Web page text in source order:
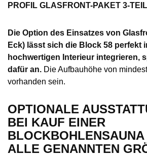
PROFIL GLASFRONT-PAKET 3-
Die Option des Einsatzes von
Eck) lässt sich die Block 58 perfekt
hochwertigen Interieur integrieren,
dafür an. Die Aufbauhöhe von
vorhanden sein.
OPTIONALE
BEI KAUF EINER
BLOCKBOHLENSAUNA
ALLE GENANNTEN